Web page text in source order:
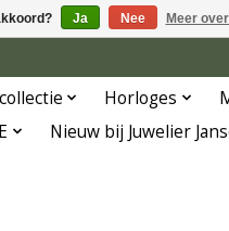
Horloges
Nieuw bij Juwelier
Ja Nee Meer